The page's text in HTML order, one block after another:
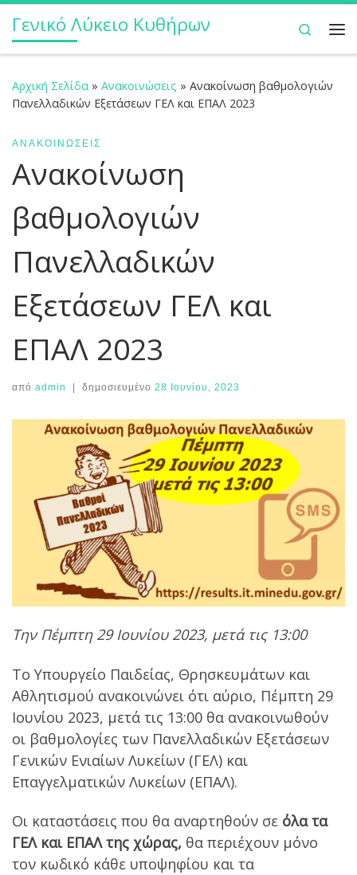
Μετάβαση στο περιεχόμενο
Γενικό Λύκειο Κυθήρων
Search
Αρχική Σελίδα » Ανακοινώσεις » Ανακοίνωση βαθμολογιών
Πανελλαδικών Εξετάσεων ΓΕΛ και ΕΠΑΛ 2023
ΑΝΑΚΟΙΝΏΣΕΙΣ
Ανακοίνωση
βαθμολογιών
Πανελλαδικών
Εξετάσεων ΓΕΛ και
ΕΠΑΛ 2023
από admin | δημοσιευμένο 28 Ιουνίου, 2023
Την Πέμπτη 29 Ιουνίου 2023, μετά τις 13:00
Το Υπουργείο Παιδείας, Θρησκευμάτων και
Αθλητισμού ανακοινώνει ότι αύριο, Πέμπτη 29
Ιουνίου 2023, μετά τις 13:00 θα ανακοινωθούν
οι βαθμολογίες των Πανελλαδικών Εξετάσεων
Γενικών Ενιαίων Λυκείων (ΓΕΛ) και
Επαγγελματικών Λυκείων (ΕΠΑΛ).
Οι καταστάσεις που θα αναρτηθούν σε όλα τα
ΓΕΛ και ΕΠΑΛ της χώρας, θα περιέχουν μόνο
τον κωδικό κάθε υποψηφίου και τα